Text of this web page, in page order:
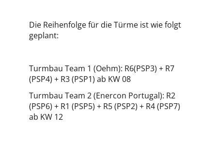
Die Reihenfolge für die Türme ist wie folgt
geplant:
Turmbau Team 1 (Oehm): R6(PSP3) + R7
(PSP4) + R3 (PSP1) ab KW 08
Turmbau Team 2 (Enercon Portugal): R2
(PSP6) + R1 (PSP5) + R5 (PSP2) + R4 (PSP7)
ab KW 12